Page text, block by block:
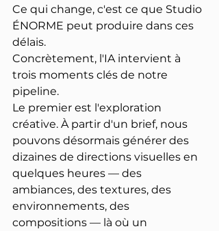
Ce qui change, c'est ce que Studio
ÉNORME peut produire dans ces
délais.
Concrètement, l'IA intervient à
trois moments clés de notre
pipeline.
Le premier est l'exploration
créative. À partir d'un brief, nous
pouvons désormais générer des
dizaines de directions visuelles en
quelques heures — des
ambiances, des textures, des
environnements, des
compositions — là où un